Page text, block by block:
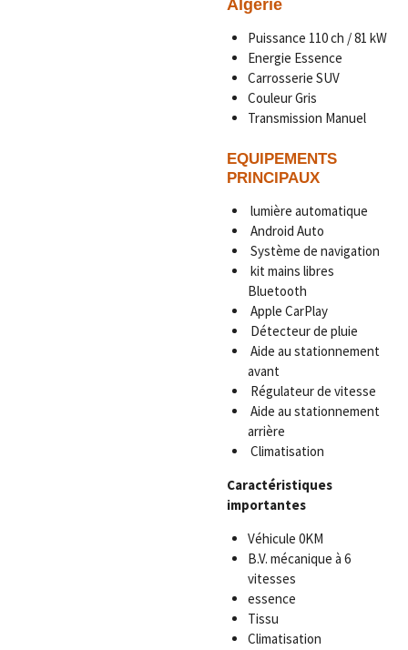
Algerie
Puissance 110 ch / 81 kW
Energie Essence
Carrosserie SUV
Couleur Gris
Transmission Manuel
EQUIPEMENTS
PRINCIPAUX
lumière automatique
Android Auto
Système de navigation
kit mains libres
Bluetooth
Apple CarPlay
Détecteur de pluie
Aide au stationnement
avant
Régulateur de vitesse
Aide au stationnement
arrière
Climatisation
Caractéristiques
importantes
Véhicule 0KM
B.V. mécanique à 6
vitesses
essence
Tissu
Climatisation